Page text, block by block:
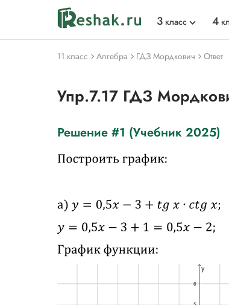
3 класс 4
11 класс Алгебра ГДЗ Мордкович Ответ
Упр.7.17 ГДЗ
Решение #1 (Учебник 2025)